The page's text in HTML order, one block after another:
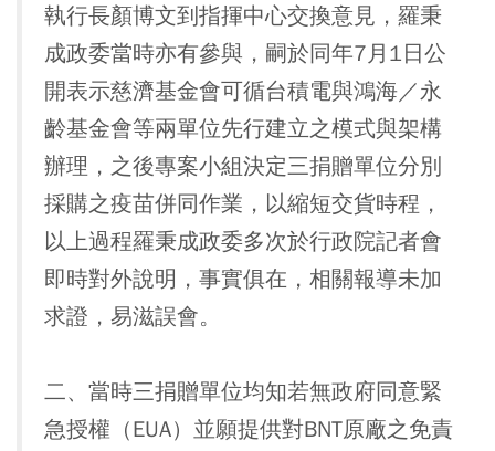
執行長顏博文到指揮中心交換意見，羅秉
成政委當時亦有參與，嗣於同年7月1日公
開表示慈濟基金會可循台積電與鴻海／永
齡基金會等兩單位先行建立之模式與架構
辦理，之後專案小組決定三捐贈單位分別
採購之疫苗併同作業，以縮短交貨時程，
以上過程羅秉成政委多次於行政院記者會
即時對外說明，事實俱在，相關報導未加
求證，易滋誤會。
二、當時三捐贈單位均知若無政府同意緊
急授權（EUA）並願提供對BNT原廠之免責